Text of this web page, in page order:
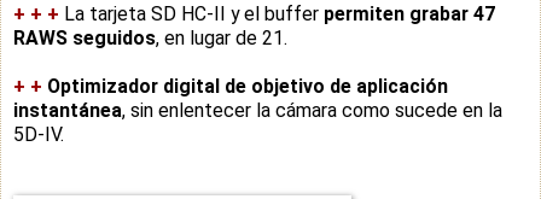
+ + + La tarjeta SD HC-II y el buffer permiten grabar 47
RAWS seguidos, en lugar de 21.
+ + Optimizador digital de objetivo de aplicación
instantánea, sin enlentecer la cámara como sucede en la
5D-IV.